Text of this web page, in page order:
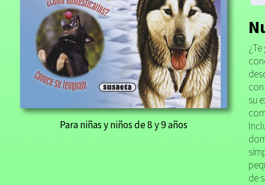
Para niñas y niños de 8 y 9 años
su
de